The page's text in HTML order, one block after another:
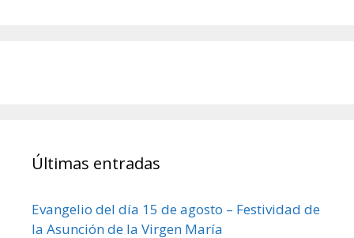
Últimas entradas
Evangelio del día 15 de agosto – Festividad de
la Asunción de la Virgen María